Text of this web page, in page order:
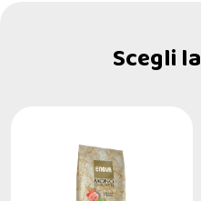
Scegli